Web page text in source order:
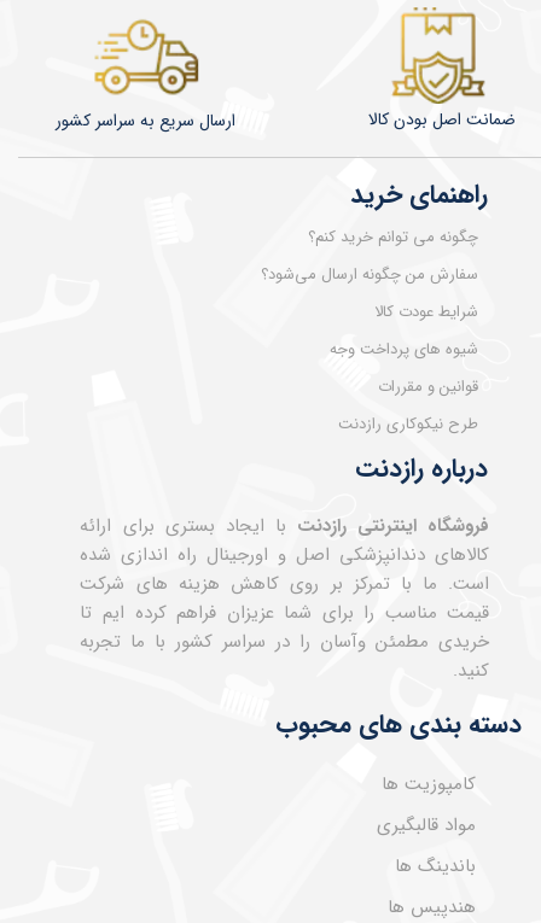
درباره رازدنت
فروشگاه اینترنتی رازدنت با ایجاد بستری برای ارائه
کالاهای دندانپزشکی اصل و اورجینال راه اندازی شده
است. ما با تمرکز بر روی کاهش هزینه های شرکت
قیمت مناسب را برای شما عزیزان فراهم کرده ایم تا
خریدی مطمئن وآسان را در سراسر کشور با ما تجربه
کنید.
راهنمای خرید
چگونه می توانم خرید کنم؟
سفارش من چگونه ارسال می‌شود؟
شرایط عودت کالا
شیوه های پرداخت وجه
قوانین و مقررات
طرح نیکوکاری رازدنت
دسته بندی های محبوب
کامپوزیت ها
مواد قالبگیری
باندینگ ها
هندپیس ها
​​​​ارسال سریع به سراسر کشور ضمانت اصل بودن کالا